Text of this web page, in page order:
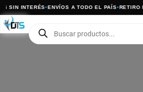
SIN INTERÉS•ENVÍOS A TODO EL PAÍS•RETIRO